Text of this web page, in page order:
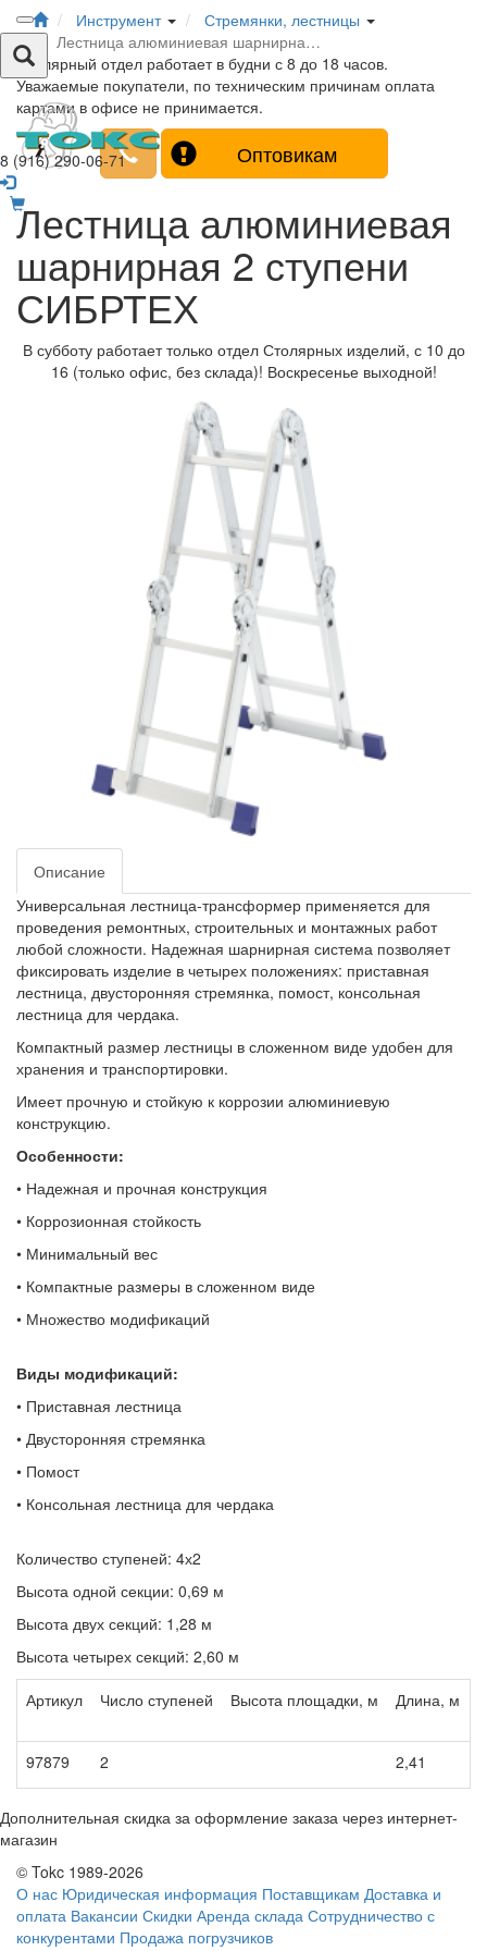
8 (916) 290-06-71
Инструмент
Стремянки, лестницы
Лестница алюминиевая шарнирна…
Столярный отдел работает в будни с 8 до 18 часов.
Уважаемые покупатели, по техническим причинам оплата
картами в офисе не принимается.
Оптовикам
Лестница алюминиевая
шарнирная 2 ступени
СИБРТЕХ
В субботу работает только отдел Столярных изделий, с 10 до
16 (только офис, без склада)! Воскресенье выходной!
Описание
Универсальная лестница-трансформер применяется для
проведения ремонтных, строительных и монтажных работ
любой сложности. Надежная шарнирная система позволяет
фиксировать изделие в четырех положениях: приставная
лестница, двусторонняя стремянка, помост, консольная
лестница для чердака.
Компактный размер лестницы в сложенном виде удобен для
хранения и транспортировки.
Имеет прочную и стойкую к коррозии алюминиевую
конструкцию.
Особенности:
• Надежная и прочная конструкция
• Коррозионная стойкость
• Минимальный вес
• Компактные размеры в сложенном виде
• Множество модификаций
Виды модификаций:
• Приставная лестница
• Двусторонняя стремянка
• Помост
• Консольная лестница для чердака
Количество ступеней: 4х2
Высота одной секции: 0,69 м
Высота двух секций: 1,28 м
Высота четырех секций: 2,60 м
Артикул
Число ступеней Высота площадки, м Длина, м
97879 2 2,41
Дополнительная скидка за оформление заказа через интернет-
магазин
© Tokc 1989-2026
О нас Юридическая информация Поставщикам Доставка и
оплата Вакансии Скидки Аренда склада Сотрудничество с
конкурентами Продажа погрузчиков